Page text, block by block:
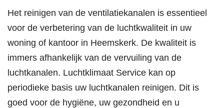
Het reinigen van de ventilatiekanalen is essentieel
voor de verbetering van de luchtkwaliteit in uw
woning of kantoor in Heemskerk. De kwaliteit is
immers afhankelijk van de vervuiling van de
luchtkanalen. Luchtklimaat Service kan op
periodieke basis uw luchtkanalen reinigen. Dit is
goed voor de hygiëne, uw gezondheid en u